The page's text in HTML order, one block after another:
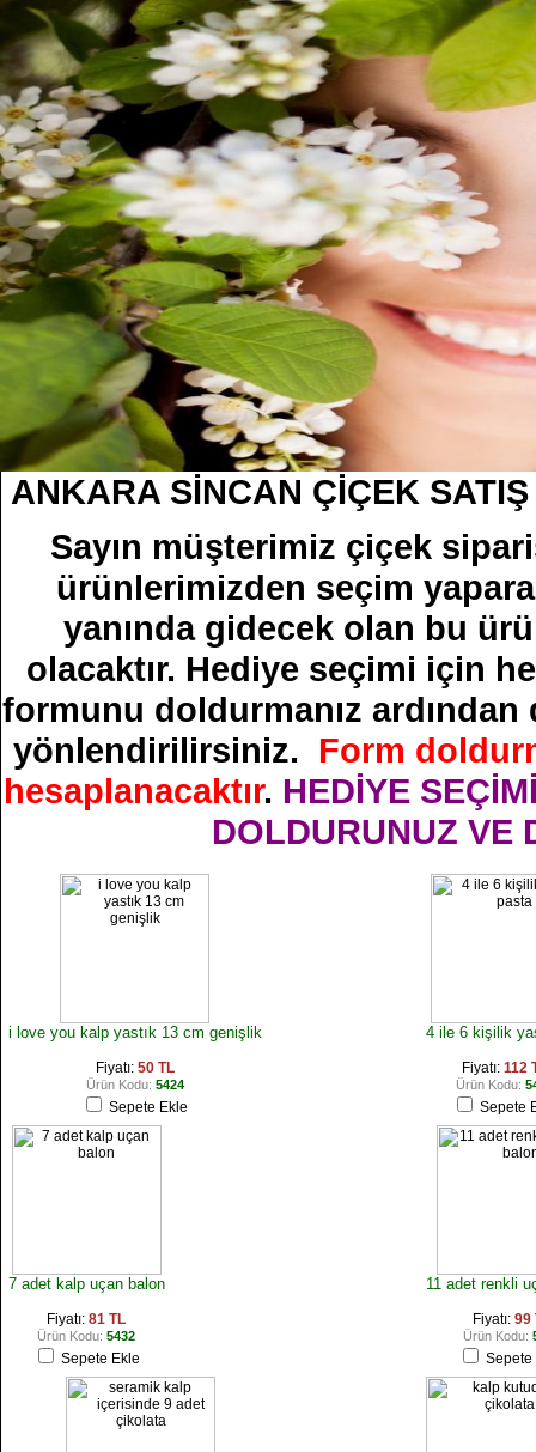
ANKARA SİNCAN ÇİÇEK
Sayın müşterimiz çiçek
ürünlerimizden seçim
yanında gidecek olan bu
olacaktır. Hediye seçimi için
formunu doldurmanız
yönlendirilirsiniz. Form
hesaplanacaktır. HEDİYE
DOLDURUNUZ VE
i love you kalp yastık 13 cm genişlik
Fiyatı: 50 TL
Ürün Kodu: 5424
Sepete Ekle
4 ile 6 kişilik
Fiyatı: 112
Ürün Kodu:
Sepete
7 adet kalp uçan balon
Fiyatı: 81 TL
Ürün Kodu: 5432
Sepete Ekle
11 adet renkli
Fiyatı: 99
Ürün Kodu:
Sepete